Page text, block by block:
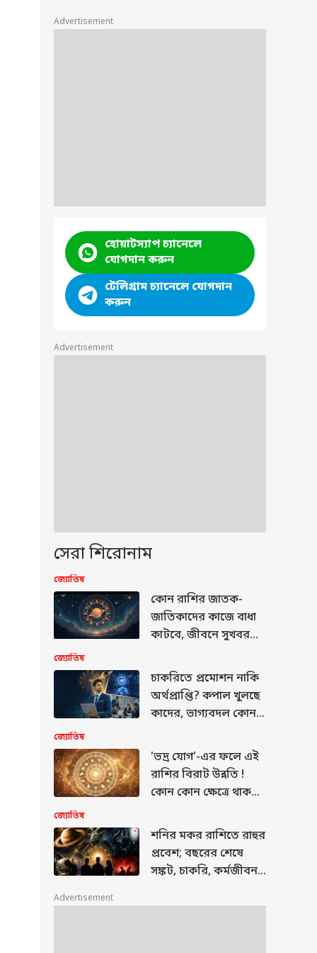
Advertisement
হোয়াটস্যাপ চ্যানেলে
যোগদান করুন
টেলিগ্রাম চ্যানেলে যোগদান
করুন
Advertisement
সেরা শিরোনাম
জ্যোতিষ
কোন রাশির জাতক-
জাতিকাদের কাজে বাধা
কাটবে, জীবনে সুখবর
জ্যোতিষ
চাকরিতে প্রমোশন নাকি
অর্থপ্রাপ্তি? কপাল খুলছে
কাদের, ভাগ্যবদল কোন
জ্যোতিষ
'ভদ্র যোগ'-এর ফলে এই
রাশির বিরাট উন্নতি !
কোন কোন ক্ষেত্রে থাকছে
আগামীকালের রাশিফল
জ্যোতিষ
শনির মকর রাশিতে রাহুর
প্রবেশ; বছরের শেষে
সঙ্কট, চাকরি, কর্মজীবন,
রাশির উপর এসে পড়বে...
Advertisement
Adhikari PA :
অধিকারীর PA
খুনে নয়া মোড় !